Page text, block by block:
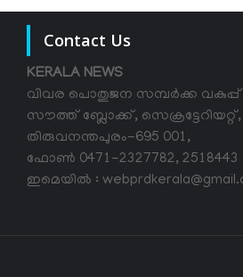
Contact Us
KERALA NEWS
വിവര പൊതുജന സമ്പര്‍ക്ക വകുപ്പ്
സൗത്ത് ബ്ലോക്ക്, സെക്രട്ടേറിയറ്റ്,
തിരുവനന്തപുരം-695 001,
ഫോൺ 0471-2327782, 2518443
ഇമെയിൽ :